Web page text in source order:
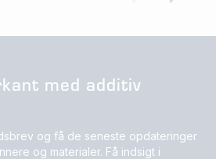
med additiv
og få de seneste opdateringer
og materialer. Få indsigt i